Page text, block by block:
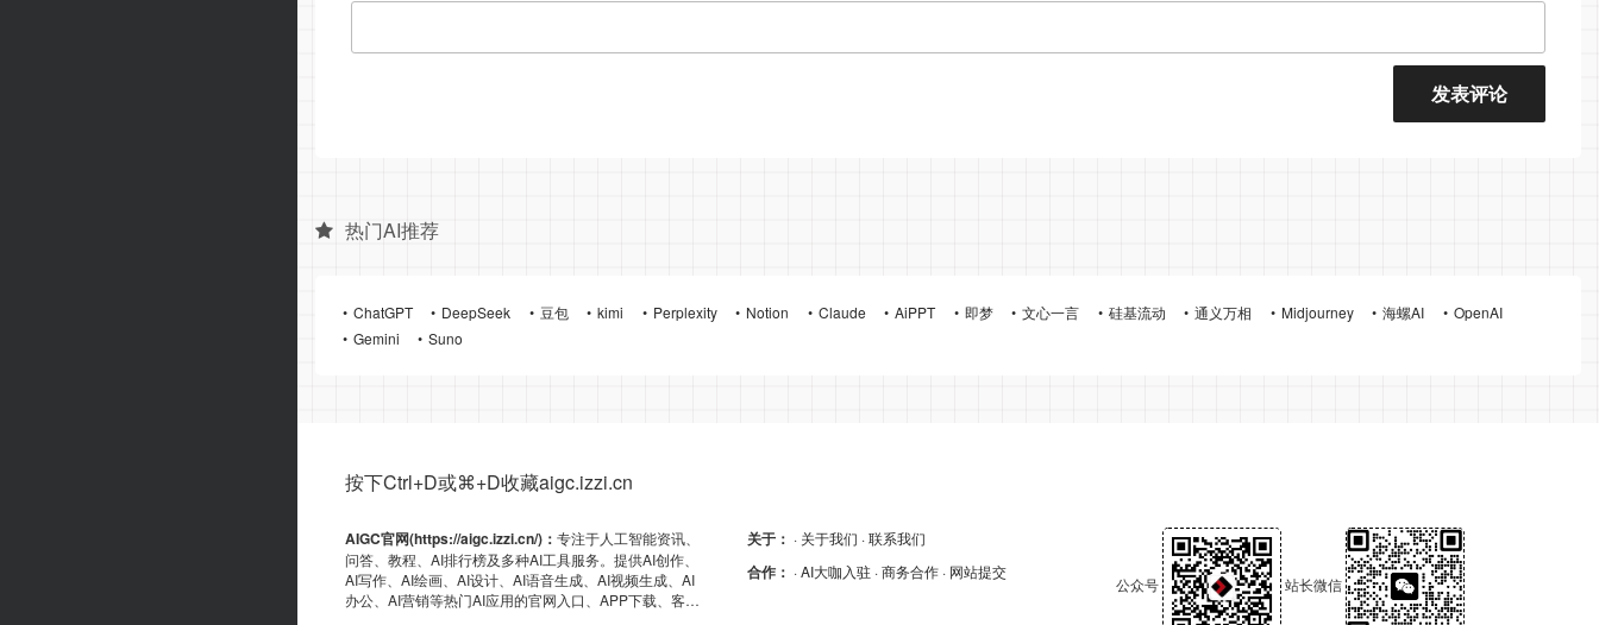
热门AI推荐
ChatGPT DeepSeek 豆包 kimi Perplexity Notion Claude AiPPT 即梦 文心一言 硅基流动 通义万相 Midjourney 海螺AI
OpenAI
Gemini
Suno
按下Ctrl+D或⌘+D收藏aigc.izzi.cn
AIGC官网(https://aigc.izzi.cn/)： 专注于人工智能资讯、
问答、教程、AI排行榜及多种AI工具服务。提供AI创作、
AI写作、AI绘画、AI设计、AI语音生成、AI视频生成、AI
办公、AI营销等热门AI应用的官网入口、APP下载、客户
关于： · 关于我们 · 联系我们
合作： · AI大咖入驻 · 商务合作 · 网站提交
公众号 站长微信